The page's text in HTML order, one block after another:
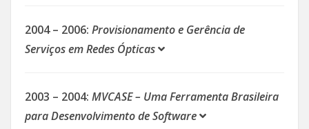
2004 – 2006: Provisionamento e Gerência de
Serviços em Redes Ópticas
2003 – 2004: MVCASE – Uma Ferramenta Brasileira
para Desenvolvimento de Software